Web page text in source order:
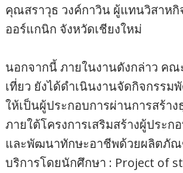
คุณสราวุธ วงค์กาวิน ผู้แทนวิสาห
ออร์แกนิก จังหวัดเชียงใหม่
นอกจากนี้ ภายในงานดังกล่าว ค
เที่ยว ยังได้ดำเนินงานจัดกิจกรร
ให้เป็นผู้ประกอบการผ่านการสร้าง
ภายใต้โครงการเสริมสร้างผู้ประก
และพัฒนาทักษะอาชีพด้วยผลิตภั
บริการโดยนักศึกษา : Project of